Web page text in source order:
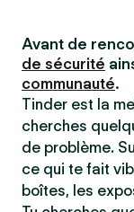
Avant de
de sécurité
communauté.
Tinder est la
cherches
de problème.
ce qui te fait
boîtes, les